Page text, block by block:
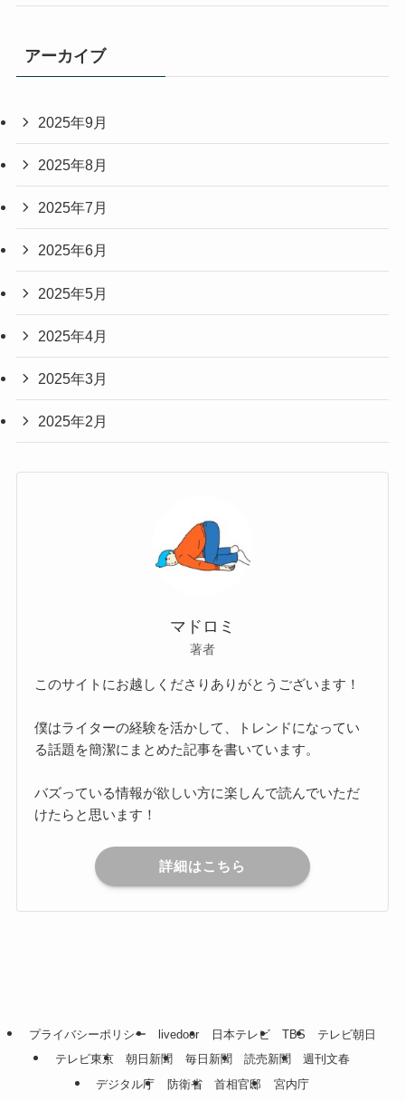
アーカイブ
2025年9月
2025年8月
2025年7月
2025年6月
2025年5月
2025年4月
2025年3月
2025年2月
マドロミ
著者
このサイトにお越しくださりありがとうございます！
僕はライターの経験を活かして、トレンドになってい
る話題を簡潔にまとめた記事を書いています。
バズっている情報が欲しい方に楽しんで読んでいただ
けたらと思います！
詳細はこちら
プライバシーポリシー livedoor 日本テレビ TBS
テレビ朝日
テレビ東京
朝日新聞 毎日新聞 読売新聞
週刊文春
デジタル庁
防衛省 首相官邸 宮内庁